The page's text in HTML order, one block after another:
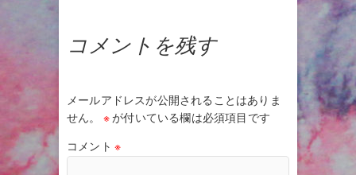
コメントを残す
メールアドレスが公開されることはありま
せん。
※が付いている欄は必須項目です
コメント ※